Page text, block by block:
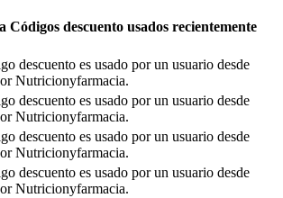
descuento usados recientemente
descuento es usado por un usuario desde
Nutricionyfarmacia.
descuento es usado por un usuario desde
Nutricionyfarmacia.
descuento es usado por un usuario desde
Nutricionyfarmacia.
descuento es usado por un usuario desde
Nutricionyfarmacia.